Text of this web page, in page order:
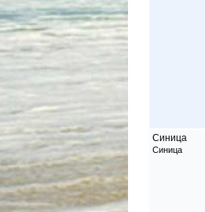
Синица
Синица